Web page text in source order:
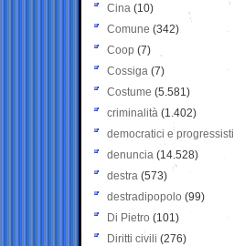
Cina (10)
Comune (342)
Coop (7)
Cossiga (7)
Costume (5.581)
criminalità (1.402)
democratici e progressisti
denuncia (14.528)
destra (573)
destradipopolo (99)
Di Pietro (101)
Diritti civili (276)